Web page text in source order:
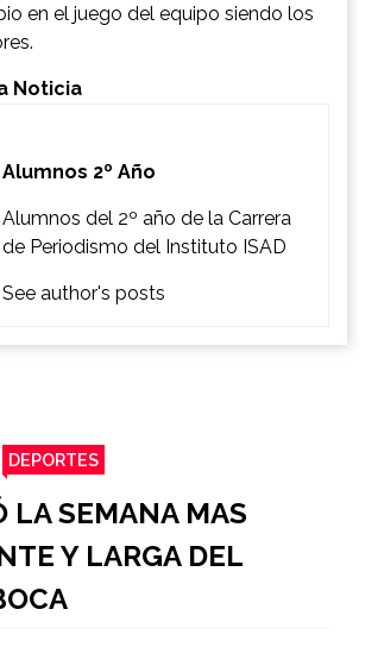
en el juego del equipo siendo los
Noticia
Alumnos 2º Año
Alumnos del 2º año de la Carrera
de Periodismo del Instituto ISAD
See author's posts
DEPORTES
LA SEMANA MAS
Y LARGA DEL